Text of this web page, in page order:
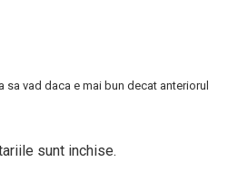
vad daca e mai bun decat anteriorul
sunt inchise.